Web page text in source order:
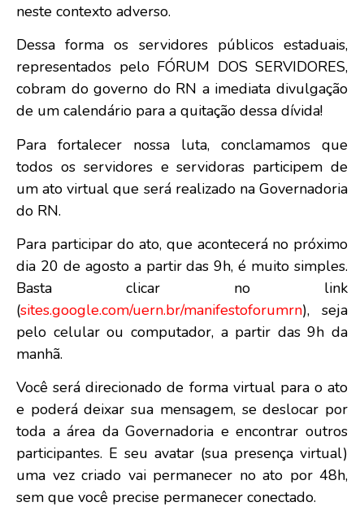
neste contexto adverso.
Dessa forma os servidores públicos estaduais,
representados pelo FÓRUM DOS SERVIDORES,
cobram do governo do RN a imediata divulgação
de um calendário para a quitação dessa dívida!
Para fortalecer nossa luta, conclamamos que
todos os servidores e servidoras participem de
um ato virtual que será realizado na Governadoria
do RN.
Para participar do ato, que acontecerá no próximo
dia 20 de agosto a partir das 9h, é muito simples.
Basta clicar no link
(sites.google.com/uern.br/manifestoforumrn), seja
pelo celular ou computador, a partir das 9h da
manhã.
Você será direcionado de forma virtual para o ato
e poderá deixar sua mensagem, se deslocar por
toda a área da Governadoria e encontrar outros
participantes. E seu avatar (sua presença virtual)
uma vez criado vai permanecer no ato por 48h,
sem que você precise permanecer conectado.